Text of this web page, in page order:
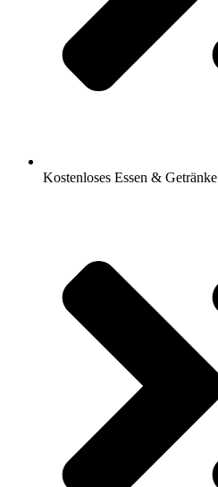
Kostenloses Essen & Getränke